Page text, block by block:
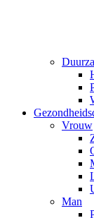
Vrouw
Man